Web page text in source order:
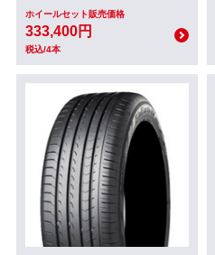
ホイールセット販売価格
333,400円
税込/4本